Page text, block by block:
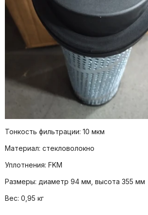
Тонкость фильтрации: 10 мкм
Материал: стекловолокно
Уплотнения: FKM
Размеры: диаметр 94 мм, высота 355 мм
Вес: 0,95 кг